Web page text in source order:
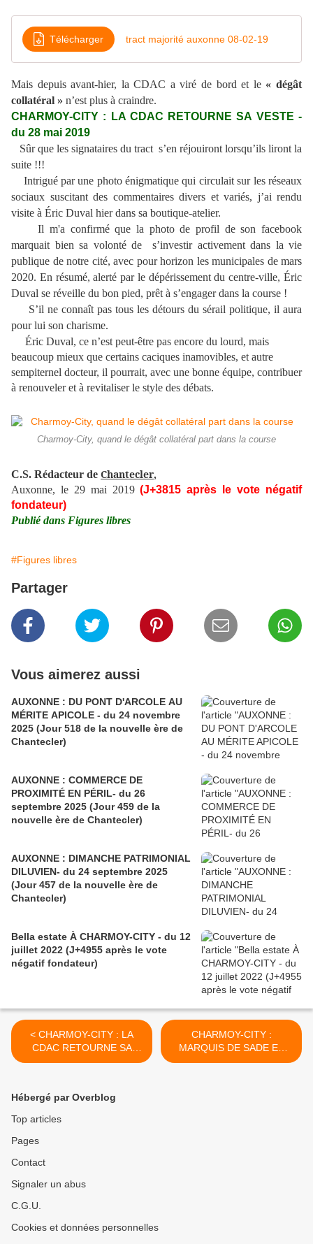
Télécharger tract majorité auxonne 08-02-19
Mais depuis avant-hier, la CDAC a viré de bord et le « dégât
collatéral » n’est plus à craindre.
CHARMOY-CITY : LA CDAC RETOURNE SA VESTE -
du 28 mai 2019
Sûr que les signataires du tract s’en réjouiront lorsqu’ils liront la
suite !!!
Intrigué par une photo énigmatique qui circulait sur les réseaux
sociaux suscitant des commentaires divers et variés, j’ai rendu
visite à Éric Duval hier dans sa boutique-atelier.
Il m'a confirmé que la photo de profil de son facebook
marquait bien sa volonté de s’investir activement dans la vie
publique de notre cité, avec pour horizon les municipales de mars
2020. En résumé, alerté par le dépérissement du centre-ville, Éric
Duval se réveille du bon pied, prêt à s’engager dans la course !
S’il ne connaît pas tous les détours du sérail politique, il aura
pour lui son charisme.
Éric Duval, ce n’est peut-être pas encore du lourd, mais
beaucoup mieux que certains caciques inamovibles, et autre
sempiternel docteur, il pourrait, avec une bonne équipe, contribuer
à renouveler et à revitaliser le style des débats.
Charmoy-City, quand le dégât collatéral part dans la course
C.S. Rédacteur de Chantecler,
Auxonne, le 29 mai 2019(J+3815 après le vote négatif
fondateur)
Publié dans Figures libres
#Figures libres
Partager
Vous aimerez aussi
AUXONNE : DU PONT D'ARCOLE AU
MÉRITE APICOLE - du 24 novembre
2025 (Jour 518 de la nouvelle ère de
Chantecler)
AUXONNE : COMMERCE DE
PROXIMITÉ EN PÉRIL- du 26
septembre 2025 (Jour 459 de la
nouvelle ère de Chantecler)
AUXONNE : DIMANCHE PATRIMONIAL
DILUVIEN- du 24 septembre 2025
(Jour 457 de la nouvelle ère de
Chantecler)
Bella estate À CHARMOY-CITY - du 12
juillet 2022 (J+4955 après le vote
négatif fondateur)
< CHARMOY-CITY : LA
CDAC RETOURNE SA
VESTE - du 28 mai 2019
CHARMOY-CITY :
MARQUIS DE SADE ET
MARQUIS DE CARABAS -
Hébergé par Overblog
Top articles
Pages
Contact
Signaler un abus
C.G.U.
Cookies et données personnelles